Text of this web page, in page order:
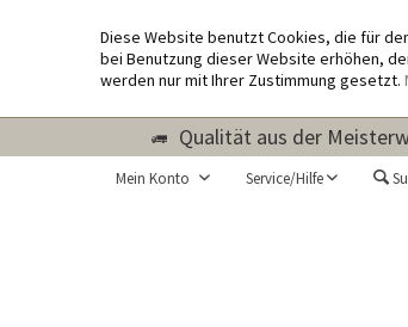
Diese Website benutzt Cookies, die für
bei Benutzung dieser Website erhöhen,
werden nur mit Ihrer Zustimmung gesetzt.
Qualität aus der
Mein Konto Service/Hilfe